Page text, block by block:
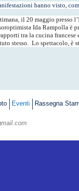
hanno visto,
il 20 maggio
Ida Rampolla è
tra la cucina francese
stesso.
Lo spettacolo, è
Eventi Rassegna